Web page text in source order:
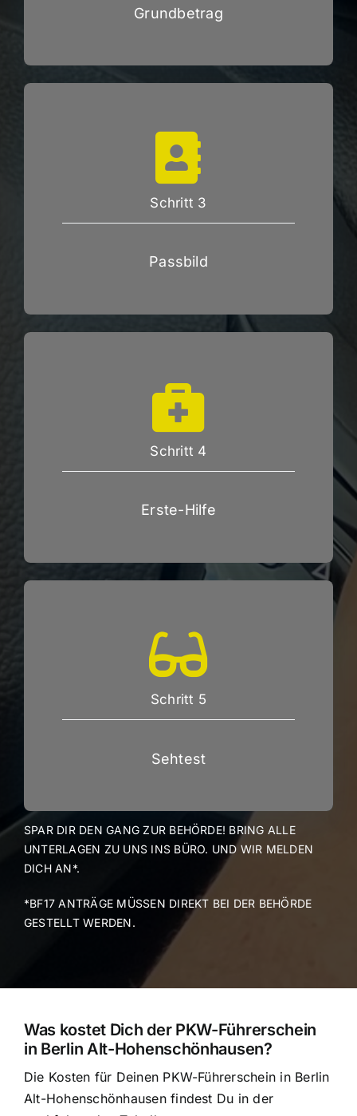
Grundbetrag
Schritt 3
Passbild
Schritt 4
Erste-Hilfe
Schritt 5
Sehtest
SPAR DIR DEN GANG ZUR BEHÖRDE! BRING ALLE
UNTERLAGEN ZU UNS INS BÜRO. UND WIR MELDEN
DICH AN*.
*BF17 ANTRÄGE MÜSSEN DIREKT BEI DER BEHÖRDE
GESTELLT WERDEN.
Was kostet Dich der PKW-Führerschein
in Berlin Alt-Hohenschönhausen?
Die Kosten für Deinen PKW-Führerschein in Berlin
Alt-Hohenschönhausen findest Du in der